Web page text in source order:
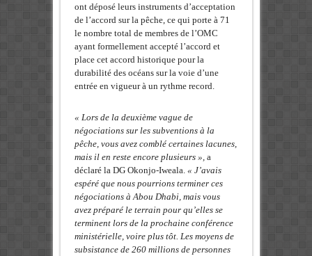
ont déposé leurs instruments d’acceptation
de l’accord sur la pêche, ce qui porte à 71
le nombre total de membres de l’OMC
ayant formellement accepté l’accord et
place cet accord historique pour la
durabilité des océans sur la voie d’une
entrée en vigueur à un rythme record.
« Lors de la deuxième vague de
négociations sur les subventions à la
pêche, vous avez comblé certaines lacunes,
mais il en reste encore plusieurs », a
déclaré la DG Okonjo-Iweala.« J’avais
espéré que nous pourrions terminer ces
négociations à Abou Dhabi, mais vous
avez préparé le terrain pour qu’elles se
terminent lors de la prochaine conférence
ministérielle, voire plus tôt. Les moyens de
subsistance de 260 millions de personnes